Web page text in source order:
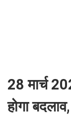
28 मार्च
होगा